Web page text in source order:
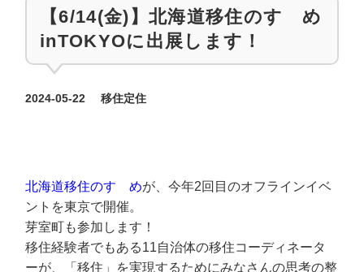
【6/14(金)】北海道移住のすゝめ
inTOKYOに出展します！
投稿日
2024-05-22 カテゴリー
移住定住
北海道移住のすゝめが、今年2回目のオフラインイベ
ントを東京で開催。
芽室町も参加します！
移住経験者でもある11自治体の移住コーディネータ
ーが、「移住」を実現するためにみなさんの思考の整